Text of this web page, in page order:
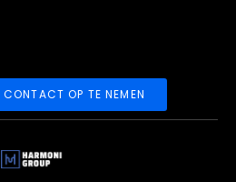
OP TE NEMEN